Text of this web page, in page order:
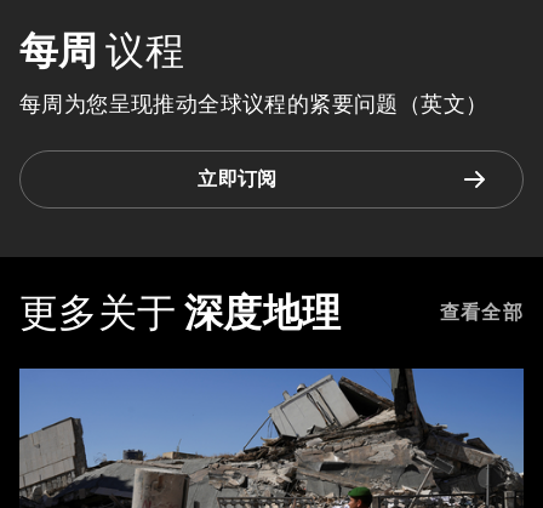
每周 议程
每周为您呈现推动全球议程的紧要问题（英文）
立即订阅
更多关于 深度地理 查看全部